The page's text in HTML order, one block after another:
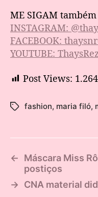
ME SIGAM
INSTAGRAM:
FACEBOOK:
YOUTUBE:
Post Views: 1.264
fashion, maria filó,
←
Máscara Miss
postiços
→
CNA material